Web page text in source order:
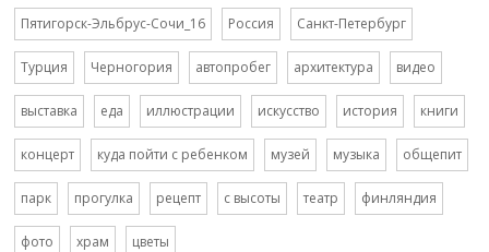
Пятигорск-Эльбрус-Сочи_16 Россия Санкт-Петербург
Турция Черногория автопробег архитектура видео
выставка еда иллюстрации искусство история книги
концерт куда пойти с ребенком музей музыка общепит
парк прогулка рецепт с высоты театр финляндия
фото храм цветы